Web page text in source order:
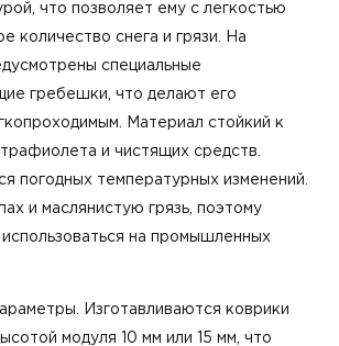
что позволяет ему с легкостью
количество снега и грязи. На
специальные
гребешки, что делают его
Материал стойкий к
и чистящих средств.
погодных температурных изменений.
и маслянистую грязь, поэтому
на промышленных
Изготавливаются коврики
модуля 10 мм или 15 мм, что